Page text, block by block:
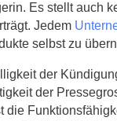
Es stellt auch
Jedem
selbst zu
der
der